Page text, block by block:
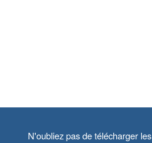
N'oubliez pas de télécharger les